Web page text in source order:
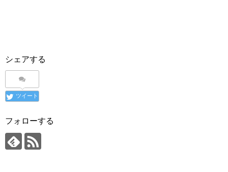
シェアする
ツイート
フォローする